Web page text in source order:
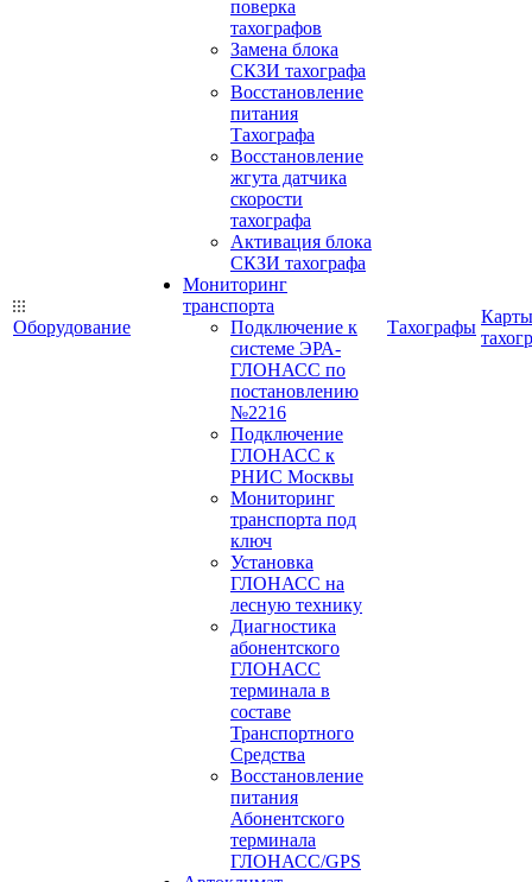
Оборудование
поверка
тахографов
Замена блока
СКЗИ тахографа
Восстановление
питания
Тахографа
Восстановление
жгута датчика
скорости
тахографа
Активация блока
СКЗИ тахографа
Мониторинг
транспорта
Подключение к
системе ЭРА-
ГЛОНАСС по
постановлению
№2216
Подключение
ГЛОНАСС к
РНИС Москвы
Мониторинг
транспорта под
ключ
Установка
ГЛОНАСС на
лесную технику
Диагностика
абонентского
ГЛОНАСС
терминала в
составе
Транспортного
Средства
Восстановление
питания
Абонентского
терминала
ГЛОНАСС/GPS
Тахографы
Карты